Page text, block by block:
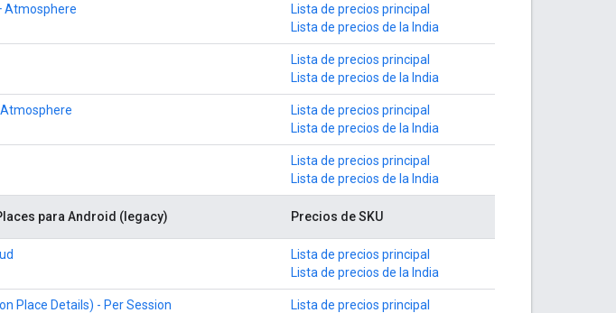
Atmosphere
Lista de precios principal
Lista de precios de la India
Lista de precios principal
Lista de precios de la India
Atmosphere
Lista de precios principal
Lista de precios de la India
Lista de precios principal
Lista de precios de la India
para Android (legacy) Precios de SKU
Lista de precios principal
Lista de precios de la India
Place Details) - Per Session
Lista de precios principal